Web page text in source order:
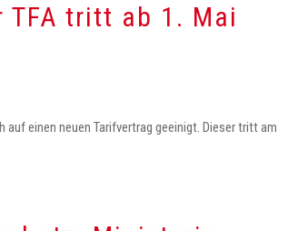
tritt ab 1. Mai
einen neuen Tarifvertrag geeinigt. Dieser tritt am